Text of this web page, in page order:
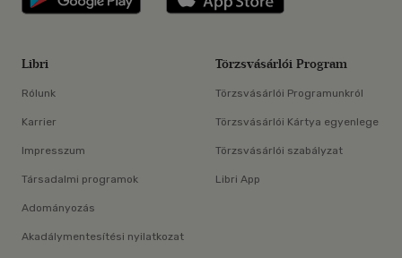
Libri
Rólunk
Karrier
Impresszum
Társadalmi programok
Adományozás
Akadálymentesítési nyilatkozat
Törzsvásárlói Program
Törzsvásárlói Programunkról
Törzsvásárlói Kártya egyenlege
Törzsvásárlói szabályzat
Libri App